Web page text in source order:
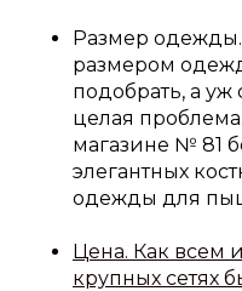
Размер
размером
подобрать, а уж
целая
магазине № 81
элегантных
одежды для
Цена. Как всем
крупных сетях